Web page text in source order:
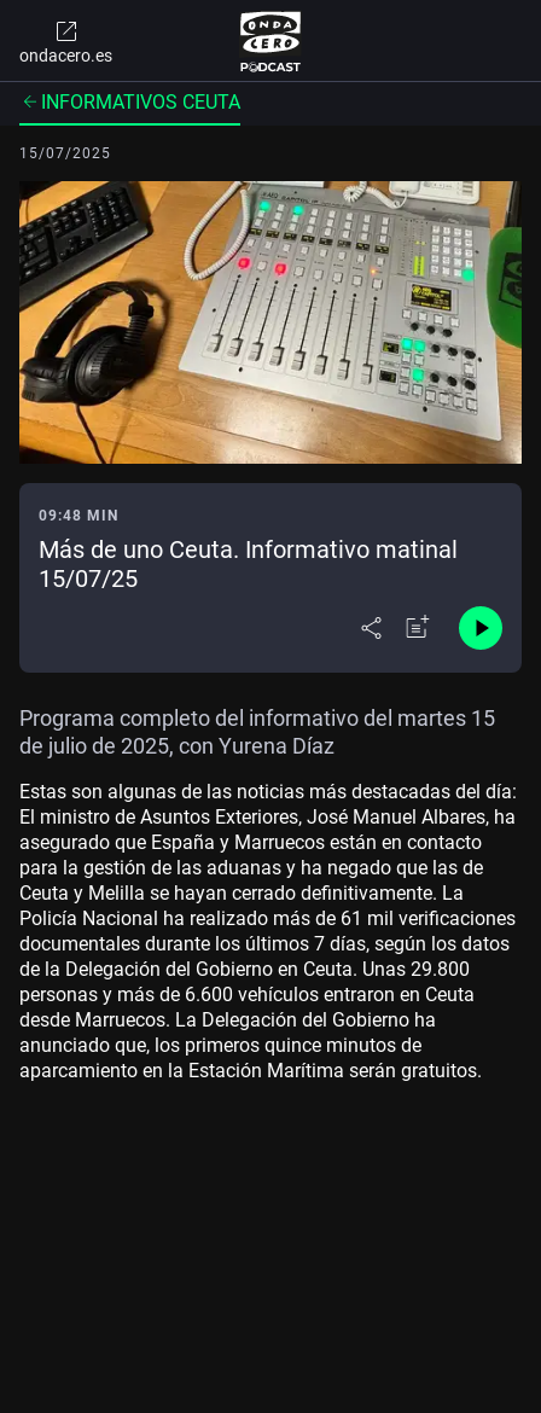
ondacero.es
INFORMATIVOS CEUTA
15/07/2025
09:48 MIN
Más de uno Ceuta. Informativo matinal
15/07/25
Programa completo del informativo del martes 15
de julio de 2025, con Yurena Díaz
Estas son algunas de las noticias más destacadas del día:
El ministro de Asuntos Exteriores, José Manuel Albares, ha
asegurado que España y Marruecos están en contacto
para la gestión de las aduanas y ha negado que las de
Ceuta y Melilla se hayan cerrado definitivamente. La
Policía Nacional ha realizado más de 61 mil verificaciones
documentales durante los últimos 7 días, según los datos
de la Delegación del Gobierno en Ceuta. Unas 29.800
personas y más de 6.600 vehículos entraron en Ceuta
desde Marruecos. La Delegación del Gobierno ha
anunciado que, los primeros quince minutos de
aparcamiento en la Estación Marítima serán gratuitos.